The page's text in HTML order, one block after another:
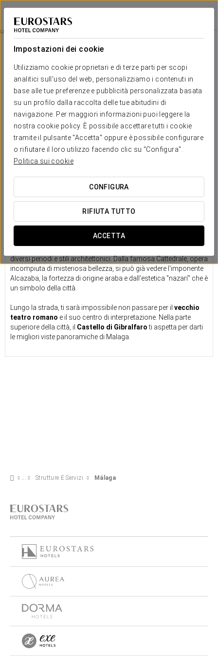
Impostazioni dei cookie
Utilizziamo cookie proprietari e di terze parti per scopi
analitici sull'uso del web, personalizziamo i contenuti in
base alle tue preferenze e pubblicità personalizzata basata
su un profilo dalla raccolta delle tue abitudini di
navigazione. Per maggiori informazioni puoi leggere la
nostra cookie policy. È possibile accettare tutti i cookie
tramite il pulsante "Accetta" oppure è possibile configurare
o rifiutare il loro utilizzo facendo clic su "Configura".
Politica sui cookie
CONFIGURA
RIFIUTA TUTTO
ACCETTA
Tandem Soho Suites
MÁLAGA
Málaga
Dalla Alcazaba alla Cattedrale
di Malaga è uncrogiolo di culture
diversi periodi e stili architettonici. Dalla famosa Cattedrale, opera
incompiuta di misteriosa bellezza, si può già vedere l'imponente
Alcazaba, la fortezza di origine araba e dall'estetica "nazarí" che è
un simbolo della città.
Lungo la strada, ti sarà impossibile non passare per il vecchio
teatro romano e il suo centro di interpretazione. Nella parte
superiore della città, il Castello di Gibralfaroti aspetta per darti
le migliori viste panoramiche di Malaga.
Strutture E Servizi Málaga